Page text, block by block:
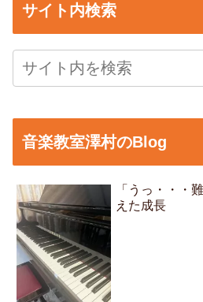
サイト内検索
音楽教室澤村のBlog
「うっ・・・
えた成長